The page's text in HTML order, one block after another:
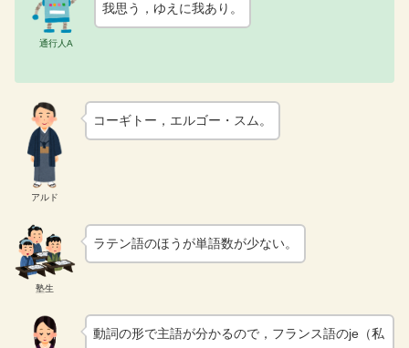
通行人A
我思う，ゆえに我あり。
アルド
コーギトー，エルゴー・スム。
塾生
ラテン語のほうが単語数が少ない。
動詞の形で主語が分かるので，フランス語のje（私